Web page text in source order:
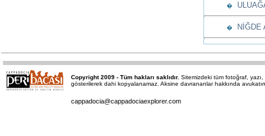
�
� NİĞDE
Copyright 2009 - Tüm hakları saklıdır. Sitemizdeki tüm fotoğraf,
gösterilerek dahi kopyalanamaz. Aksine davrananlar hakkında
cappadocia@cappadociaexplorer.com